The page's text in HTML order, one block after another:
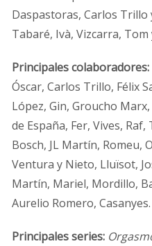
Daspastoras, Carlos Trillo
Tabaré, Ivà, Vizcarra, Tom
Principales colaboradores:
Óscar, Carlos Trillo, Félix
López, Gin, Groucho
de España, Fer, Vives,
Bosch, JL Martín, Romeu,
Ventura y Nieto, Lluïsot,
Martín, Mariel, Mordillo,
Aurelio Romero, Casanyes.
Principales series: